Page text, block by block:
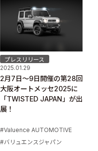
プレスリリース
2025.01.29
2月7日～9日開催の第28回
大阪オートメッセ2025に
「TWISTED JAPAN」が出
展！
Valuence AUTOMOTIVE
バリュエンスジャパン